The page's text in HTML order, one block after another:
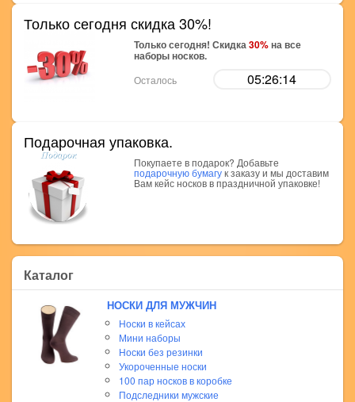
Только сегодня скидка 30%!
Только сегодня! Скидка30%на все
наборы носков.
Осталось 05:26:14
Подарочная упаковка.
Покупаете в подарок? Добавьте
подарочную бумагук заказу и мы доставим
Вам кейс носков в праздничной упаковке!
Каталог
НОСКИ ДЛЯ МУЖЧИН
Носки в кейсах
Мини наборы
Носки без резинки
Укороченные носки
100 пар носков в коробке
Подследники мужские